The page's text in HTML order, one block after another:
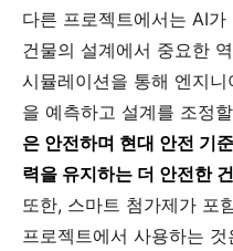
다른 프로젝트에서는 AI
건물의 설계에서 중요한
시뮬레이션을 통해 엔지
을 예측하고 설계를 조정
은 안전하며 현대 안전 기
력을 유지하는 더 안전한
또한, 스마트 첨가제가 포
프로젝트에서 사용하는